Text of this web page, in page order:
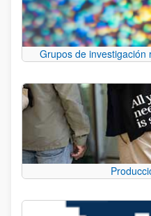
Grupos de investigación